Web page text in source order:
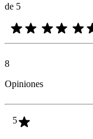
de 5
8
Opiniones
5